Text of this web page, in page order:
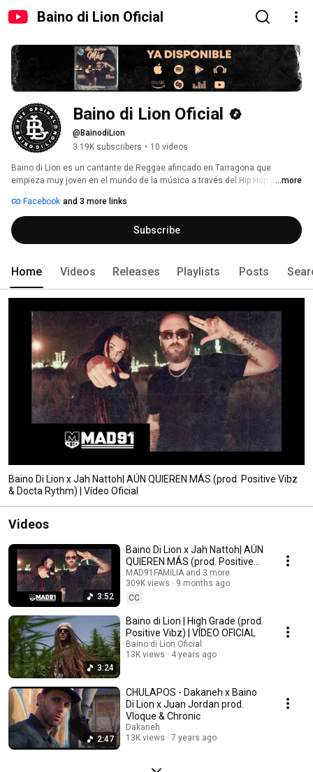
Baino di Lion Oficial
Baino di Lion Oficial
@BainodiLion
3.19K subscribers • 10 videos
Baino di Lion es un cantante de Reggae afincado en Tarragona que
empieza muy joven en el mundo de la música a través del Hip Hop y el ...more
Facebook and 3 more links
Subscribe
Home Videos Releases Playlists Posts
Baino Di Lion x Jah Nattoh| AÚN QUIEREN MÁS (prod. Positive Vibz
& Docta Rythm) | Vídeo Oficial
Videos
3:52
Baino Di Lion x Jah Nattoh| AÚN
QUIEREN MÁS (prod. Positive
Vibz & Docta Rythm) | Vídeo
Oficial
MAD91FAMILIA and 3 more
309K views
9 months ago
CC
3:24
Baino di Lion | High Grade (prod.
Positive Vibz) | VÍDEO OFICIAL
Baino di Lion Oficial
13K views
4 years ago
2:47
CHULAPOS - Dakaneh x Baino
Di Lion x Juan Jordan prod.
Vloque & Chronic
Dakaneh
13K views
7 years ago